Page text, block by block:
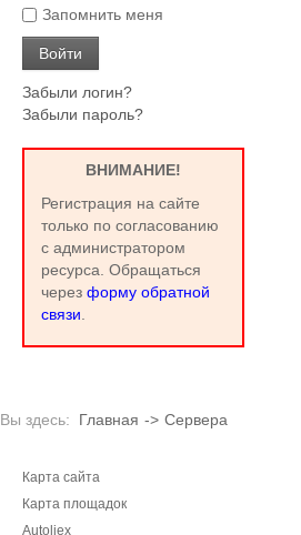
Запомнить меня
Забыли логин?
Забыли пароль?
ВНИМАНИЕ!
Регистрация на сайте
только по согласованию
с администратором
ресурса. Обращаться
через форму обратной
связи.
Вы здесь: Главная -> Сервера
Карта сайта
Карта площадок
Autoliex